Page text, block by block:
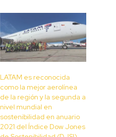
LATAM es reconocida
como la mejor aerolínea
de la región y la segunda a
nivel mundial en
sostenibilidad en anuario
2021 del Índice Dow Jones